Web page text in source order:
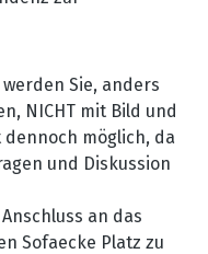
Sie, anders
NICHT mit Bild und
möglich, da
und Diskussion
an das
Sofaecke Platz zu